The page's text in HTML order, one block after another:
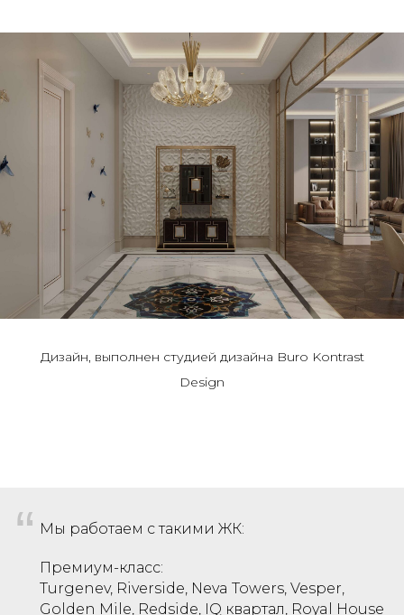
Дизайн, выполнен студией дизайна Buro Kontrast
Design
“ Мы работаем с такими ЖК:
Премиум-класс:
Turgenev, Riverside, Neva Towers, Vesper,
Golden Mile, Redside, IQ квартал, Royal House